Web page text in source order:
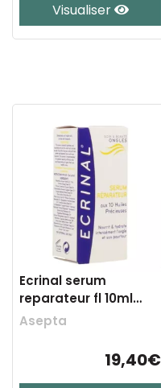
Visualiser
Ecrinal serum
reparateur fl 10ml
20145
Asepta
19,40€